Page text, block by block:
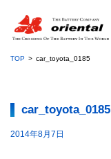
TOP car_toyota_0185
car_toyota_0185
2014年8月7日